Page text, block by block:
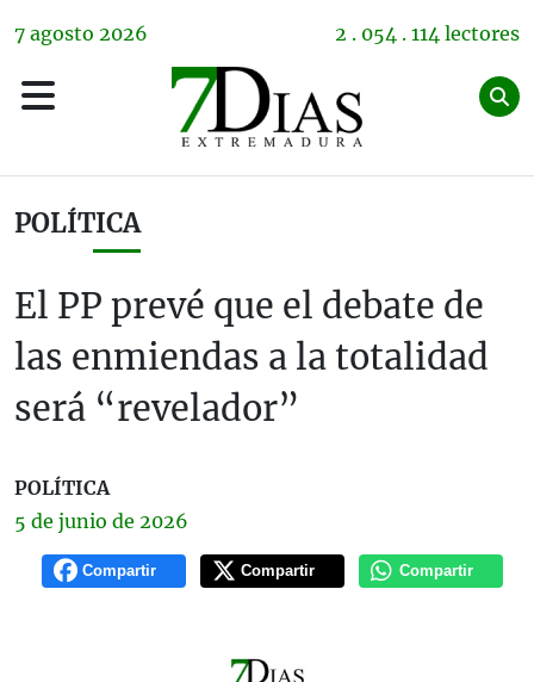
7 agosto 2026 2 . 054 . 114 lectores
POLÍTICA
El PP prevé que el debate de
las enmiendas a la totalidad
será “revelador”
POLÍTICA
5 de junio de 2026
Compartir Compartir Compartir